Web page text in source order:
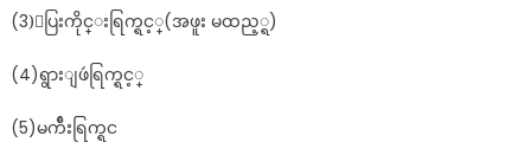
(3)ေပြးကိုင္းရြက္ရင့္(အဖူး မထည့္ရ)
(4)ရွားျဖဴရြက္ရင့္
(5)မက်ီးရြက္ရင